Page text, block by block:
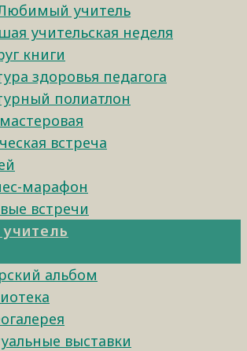
учитель
учительская неделя
книги
здоровья педагога
полиатлон
встреча
марафон
встречи
альбом
выставки